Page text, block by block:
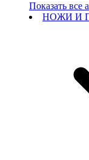
Показать все
НОЖИ И